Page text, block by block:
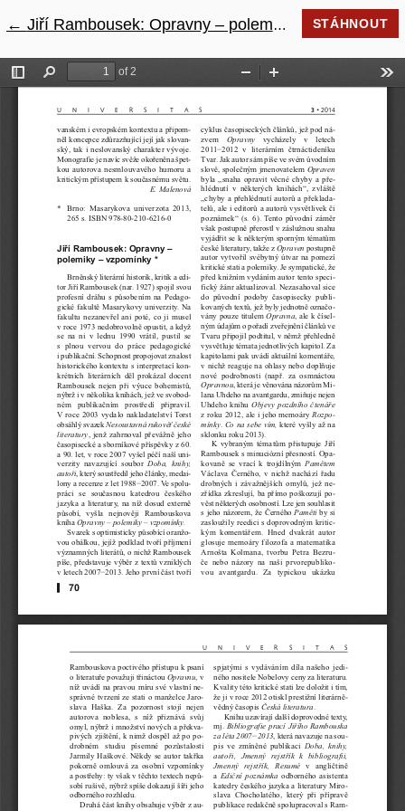
← Návrat na podrobnosti článku
Jiří Rambousek: Opravny – polemiky – vzpomínky STÁHNOUT